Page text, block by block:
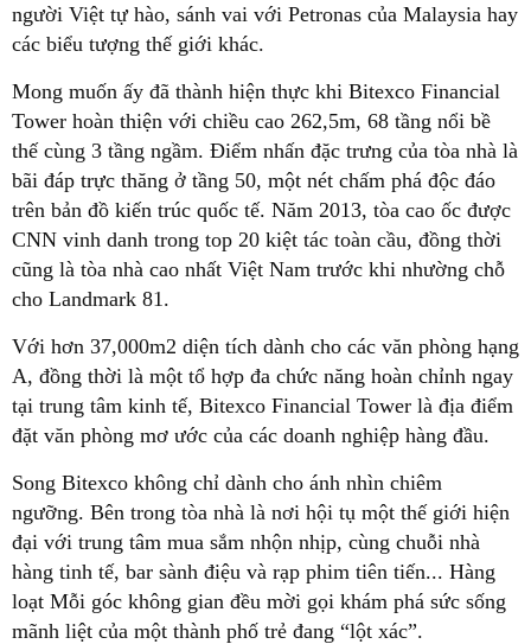
người Việt tự hào, sánh vai với Petronas của Malaysia hay
các biểu tượng thế giới khác.
Mong muốn ấy đã thành hiện thực khi Bitexco Financial
Tower hoàn thiện với chiều cao 262,5m, 68 tầng nổi bề
thế cùng 3 tầng ngầm. Điểm nhấn đặc trưng của tòa nhà là
bãi đáp trực thăng ở tầng 50, một nét chấm phá độc đáo
trên bản đồ kiến trúc quốc tế. Năm 2013, tòa cao ốc được
CNN vinh danh trong top 20 kiệt tác toàn cầu, đồng thời
cũng là tòa nhà cao nhất Việt Nam trước khi nhường chỗ
cho Landmark 81.
Với hơn 37,000m2 diện tích dành cho các văn phòng hạng
A, đồng thời là một tổ hợp đa chức năng hoàn chỉnh ngay
tại trung tâm kinh tế, Bitexco Financial Tower là địa điểm
đặt văn phòng mơ ước của các doanh nghiệp hàng đầu.
Song Bitexco không chỉ dành cho ánh nhìn chiêm
ngưỡng. Bên trong tòa nhà là nơi hội tụ một thế giới hiện
đại với trung tâm mua sắm nhộn nhịp, cùng chuỗi nhà
hàng tinh tế, bar sành điệu và rạp phim tiên tiến... Hàng
loạt Mỗi góc không gian đều mời gọi khám phá sức sống
mãnh liệt của một thành phố trẻ đang “lột xác”.